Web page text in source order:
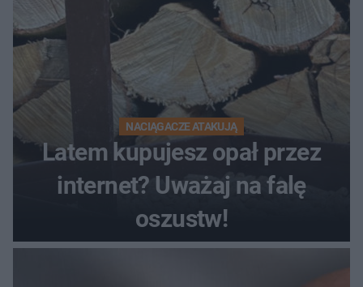
NACIĄGACZE ATAKUJĄ
Latem kupujesz opał przez
internet? Uważaj na falę
oszustw!